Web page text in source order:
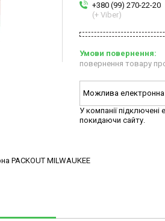
+380 (99) 270-22-20
(+ Viber)
повернення товару
У компанії
покидаючи сайту.
PACKOUT MILWAUKEE